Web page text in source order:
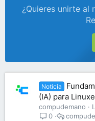
¿Quieres unirte al
Noticia
(IA) para
compudemano
0